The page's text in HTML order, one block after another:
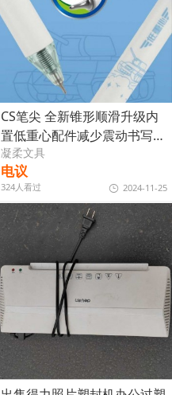
CS笔尖 全新锥形顺滑升级内
置低重心配件减少震动书写稳
定
凝柔文具
电议
324人看过 2024-11-25